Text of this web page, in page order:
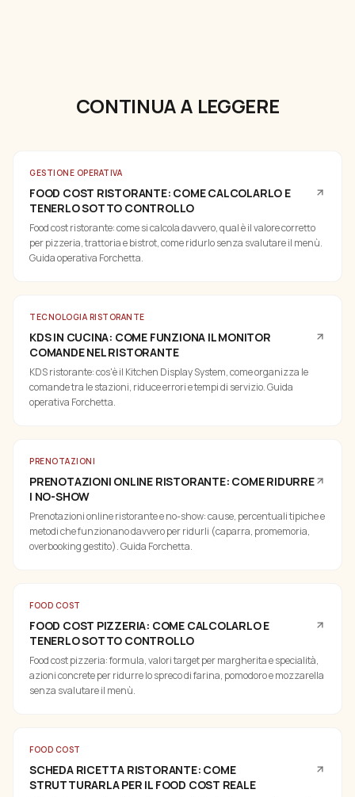
CONTINUA A LEGGERE
GESTIONE OPERATIVA
FOOD COST RISTORANTE: COME CALCOLARLO E
TENERLO SOTTO CONTROLLO
Food cost ristorante: come si calcola davvero, qual è il valore corretto
per pizzeria, trattoria e bistrot, come ridurlo senza svalutare il menù.
Guida operativa Forchetta.
TECNOLOGIA RISTORANTE
KDS IN CUCINA: COME FUNZIONA IL MONITOR
COMANDE NEL RISTORANTE
KDS ristorante: cos'è il Kitchen Display System, come organizza le
comande tra le stazioni, riduce errori e tempi di servizio. Guida
operativa Forchetta.
PRENOTAZIONI
PRENOTAZIONI ONLINE RISTORANTE: COME RIDURRE
I NO-SHOW
Prenotazioni online ristorante e no-show: cause, percentuali tipiche e
metodi che funzionano davvero per ridurli (caparra, promemoria,
overbooking gestito). Guida Forchetta.
FOOD COST
FOOD COST PIZZERIA: COME CALCOLARLO E
TENERLO SOTTO CONTROLLO
Food cost pizzeria: formula, valori target per margherita e specialità,
azioni concrete per ridurre lo spreco di farina, pomodoro e mozzarella
senza svalutare il menù.
FOOD COST
SCHEDA RICETTA RISTORANTE: COME
STRUTTURARLA PER IL FOOD COST REALE